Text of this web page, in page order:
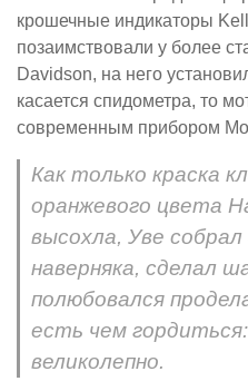
крошечные индикаторы
позаимствовали у более
Davidson, на него
касается спидометра, то
современным прибором
Как только краска
оранжевого цвета
высохла, Уве
наверняка, сделал
полюбовался
есть чем
великолепно.